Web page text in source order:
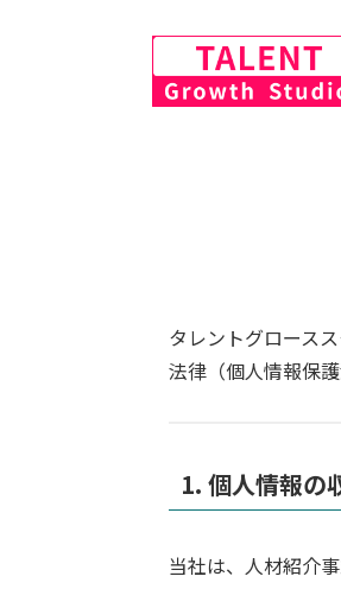
タレントグロース
法律（個人情報保
1. 個人情報の
当社は、人材紹介